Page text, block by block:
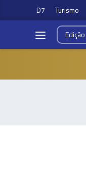
D7 Turismo
Edição